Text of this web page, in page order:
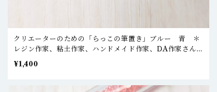
クリエーターのための「らっこの筆置き」ブルー 青 ＊
レジン作家、粘土作家、ハンドメイド作家、DA作家さん
などへ
¥1,400